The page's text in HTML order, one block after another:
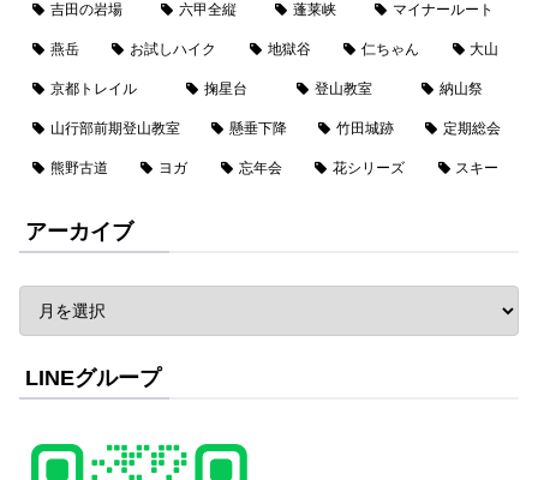
吉田の岩場 六甲全縦 蓬莱峡 マイナールート
燕岳 お試しハイク 地獄谷 仁ちゃん 大山
京都トレイル 掬星台 登山教室 納山祭
山行部前期登山教室 懸垂下降 竹田城跡 定期総会
熊野古道 ヨガ 忘年会 花シリーズ スキー
アーカイブ
LINEグループ